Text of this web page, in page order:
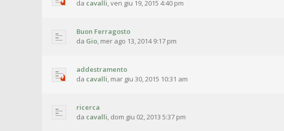
da cavalli,ven giu 19, 2015 4:40 pm
Buon Ferragosto
da Gio, mer ago 13, 2014 9:17 pm
addestramento
da cavalli, mar giu 30, 2015 10:31 am
ricerca
da cavalli, dom giu 02, 2013 5:37 pm